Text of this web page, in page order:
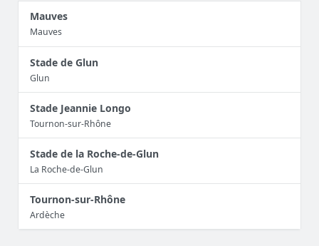
Mauves
Mauves
Stade de Glun
Glun
Stade Jeannie Longo
Tournon-sur-Rhône
Stade de la Roche-de-Glun
La Roche-de-Glun
Tournon-sur-Rhône
Ardèche